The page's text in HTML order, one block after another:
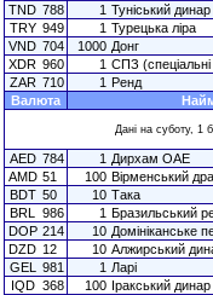
TND 788 1 Туніський динар
TRY 949 1 Турецька ліра
VND 704 1000 Донг
XDR 960 1 СПЗ
ZAR 710 1 Ренд
Валюта
Дані на суботу, 1
AED 784 1 Дирхам ОАЕ
AMD 51 100 Вірменський
BDT 50 10 Така
BRL
986 1 Бразильський
DOP 214 10 Домініканське
DZD 12 10 Алжирський
GEL
981 1 Ларі
IQD 368 100 Іракський динар